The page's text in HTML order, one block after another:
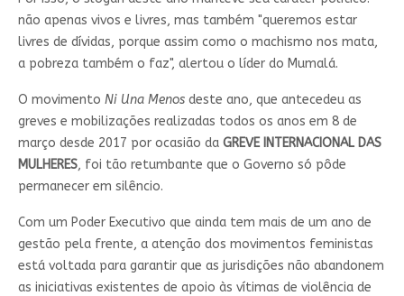
não apenas vivos e livres, mas também "queremos estar
livres de dívidas, porque assim como o machismo nos mata,
a pobreza também o faz", alertou o líder do Mumalá.
O movimento Ni Una Menosdeste ano, que antecedeu as
greves e mobilizações realizadas todos os anos em 8 de
março desde 2017 por ocasião da GREVE INTERNACIONAL DAS
MULHERES, foi tão retumbante que o Governo só pôde
permanecer em silêncio.
Com um Poder Executivo que ainda tem mais de um ano de
gestão pela frente, a atenção dos movimentos feministas
está voltada para garantir que as jurisdições não abandonem
as iniciativas existentes de apoio às vítimas de violência de